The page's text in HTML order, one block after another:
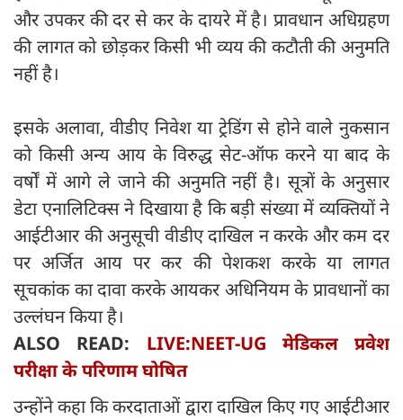
और उपकर की दर से कर के दायरे में है। प्रावधान अधिग्रहण
की लागत को छोड़कर किसी भी व्यय की कटौती की अनुमति
नहीं है।
इसके अलावा, वीडीए निवेश या ट्रेडिंग से होने वाले नुकसान
को किसी अन्य आय के विरुद्ध सेट-ऑफ करने या बाद के
वर्षों में आगे ले जाने की अनुमति नहीं है। सूत्रों के अनुसार
डेटा एनालिटिक्स ने दिखाया है कि बड़ी संख्या में व्यक्तियों ने
आईटीआर की अनुसूची वीडीए दाखिल न करके और कम दर
पर अर्जित आय पर कर की पेशकश करके या लागत
सूचकांक का दावा करके आयकर अधिनियम के प्रावधानों का
उल्लंघन किया है।
ALSO READ: LIVE:NEET-UG मेडिकल प्रवेश
परीक्षा के परिणाम घोषित
उन्होंने कहा कि करदाताओं द्वारा दाखिल किए गए आईटीआर